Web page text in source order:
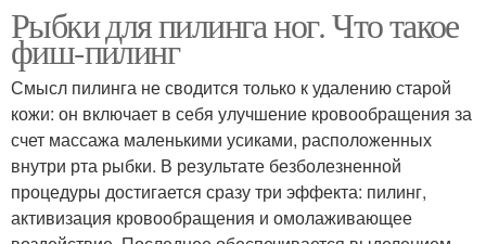
Рыбки для пилинга ног. Что такое
фиш-пилинг
Смысл пилинга не сводится только к удалению старой
кожи: он включает в себя улучшение кровообращения за
счет массажа маленькими усиками, расположенных
внутри рта рыбки. В результате безболезненной
процедуры достигается сразу три эффекта: пилинг,
активизация кровообращения и омолаживающее